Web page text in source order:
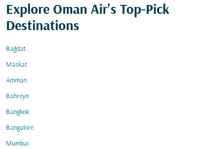
Explore Oman Air's Top-Pick
Destinations
Bağdat
Maskat
Amman
Bahreyn
Bangkok
Bangalore
Mumbai